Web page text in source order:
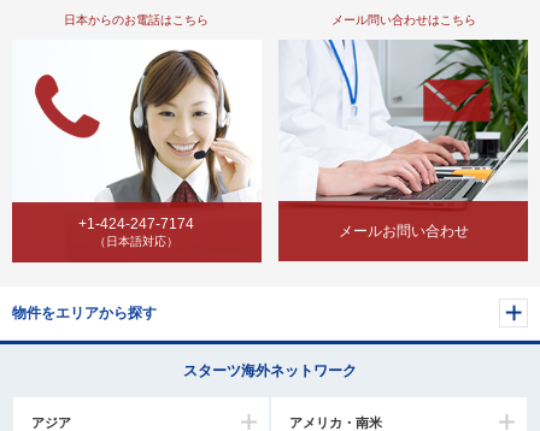
日本からのお電話はこちら
+1-424-247-7174
（日本語対応）
メール問い合わせはこちら
メールお問い合わせ
物件をエリアから探す
スターツ海外ネットワーク
アジア アメリカ・南米